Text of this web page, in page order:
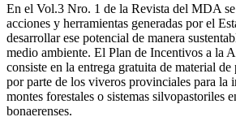
En el Vol.3 Nro. 1 de la Revista del MDA
acciones y herramientas generadas por el
desarrollar ese potencial de manera
medio ambiente. El Plan de Incentivos a la
consiste en la entrega gratuita de material
por parte de los viveros provinciales para la
montes forestales o sistemas silvopastoriles
bonaerenses.